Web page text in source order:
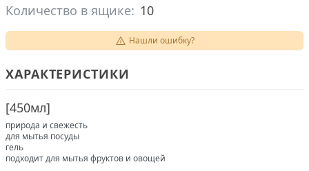
Количество в ящике: 10
Нашли ошибку?
ХАРАКТЕРИСТИКИ
[450мл]
природа и свежесть
для мытья посуды
гель
подходит для мытья фруктов и овощей